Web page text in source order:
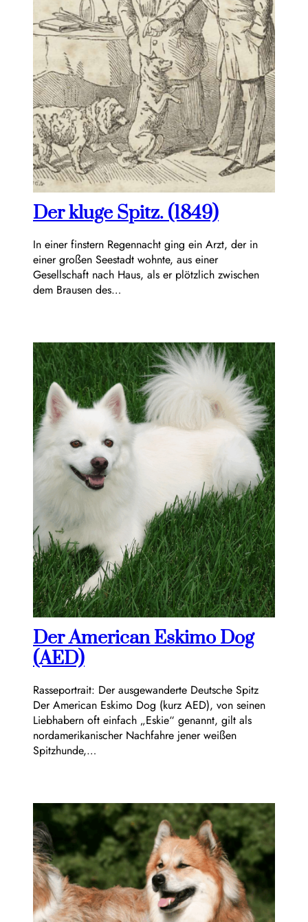
Der kluge Spitz. (1849)
In einer finstern Regennacht ging ein Arzt, der in
einer großen Seestadt wohnte, aus einer
Gesellschaft nach Haus, als er plötzlich zwischen
dem Brausen des…
Der American Eskimo Dog
(AED)
Rasseportrait: Der ausgewanderte Deutsche Spitz
Der American Eskimo Dog (kurz AED), von seinen
Liebhabern oft einfach „Eskie“ genannt, gilt als
nordamerikanischer Nachfahre jener weißen
Spitzhunde,…